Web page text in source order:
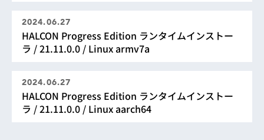
2024.06.27
HALCON Progress Edition ランタイムインストー
ラ / 21.11.0.0 / Linux armv7a
2024.06.27
HALCON Progress Edition ランタイムインストー
ラ / 21.11.0.0 / Linux aarch64